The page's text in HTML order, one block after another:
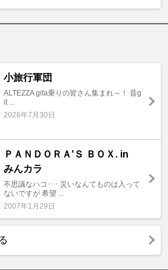
小旅行軍団
ALTEZZA gita乗りの皆さん集まれ～！ 昔g
it ...
2026年7月30日
ＰＡＮＤＯＲＡ'Ｓ ＢＯＸ. in
みんカラ
不思議なハコ･･･ 災いなんてものは入って
ないですが 希望 ...
2007年1月29日